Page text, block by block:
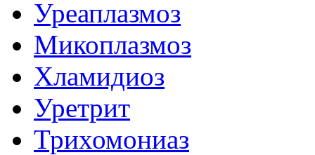
Уреаплазмоз
Микоплазмоз
Хламидиоз
Уретрит
Трихомониаз